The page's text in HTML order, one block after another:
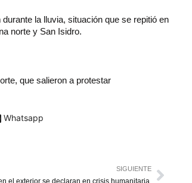
la lluvia, situación que se repitió en
norte y San Isidro.
que salieron a protestar
Whatsapp
SIGUIENTE
el exterior se declaran en crisis humanitaria